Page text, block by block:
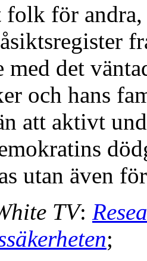
folk för
med det
och hans
att aktivt
utan även
TV:
;